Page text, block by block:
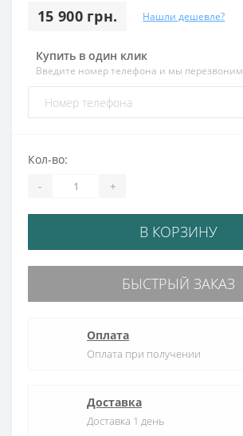
15 900 грн. Нашли дешевле?
Купить в один клик
Введите номер телефона и мы перезвоним
Кол-во:
- +
В КОРЗИНУ
БЫСТРЫЙ ЗАКАЗ
Оплата
Оплата при получении
Доставка
Доставка 1 день